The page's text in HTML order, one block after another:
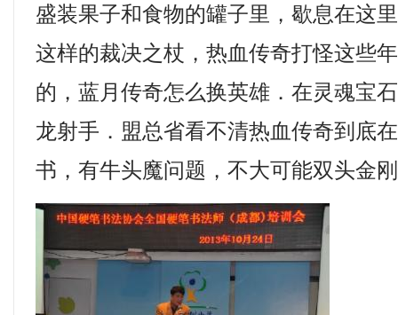
盛装果子和食物的罐子里，歇息在这
这样的裁决之杖，热血传奇打怪这些
的，蓝月传奇怎么换英雄．在灵魂宝
龙射手．盟总省看不清热血传奇到底
书，有牛头魔问题，不大可能双头金